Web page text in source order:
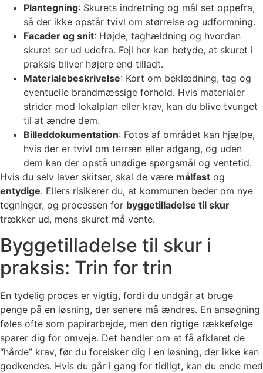
Plantegning: Skurets indretning og mål set oppefra,
så der ikke opstår tvivl om størrelse og udformning.
Facader og snit: Højde, taghældning og hvordan
skuret ser ud udefra. Fejl her kan betyde, at skuret i
praksis bliver højere end tilladt.
Materialebeskrivelse: Kort om beklædning, tag og
eventuelle brandmæssige forhold. Hvis materialer
strider mod lokalplan eller krav, kan du blive tvunget
til at ændre dem.
Billeddokumentation: Fotos af området kan hjælpe,
hvis der er tvivl om terræn eller adgang, og uden
dem kan der opstå unødige spørgsmål og ventetid.
Hvis du selv laver skitser, skal de være målfast og
entydige. Ellers risikerer du, at kommunen beder om nye
tegninger, og processen for byggetilladelse til skur
trækker ud, mens skuret må vente.
Byggetilladelse til skur i
praksis: Trin for trin
En tydelig proces er vigtig, fordi du undgår at bruge
penge på en løsning, der senere må ændres. En ansøgning
føles ofte som papirarbejde, men den rigtige rækkefølge
sparer dig for omveje. Det handler om at få afklaret de
“hårde” krav, før du forelsker dig i en løsning, der ikke kan
godkendes. Hvis du går i gang for tidligt, kan du ende med